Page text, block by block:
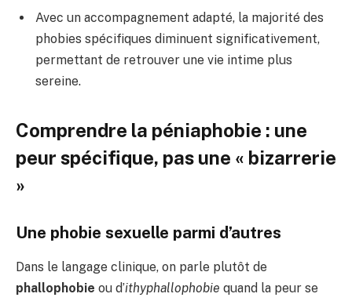
Avec un accompagnement adapté, la majorité des
phobies spécifiques diminuent significativement,
permettant de retrouver une vie intime plus
sereine.
Comprendre la péniaphobie : une
peur spécifique, pas une « bizarrerie
»
Une phobie sexuelle parmi d’autres
Dans le langage clinique, on parle plutôt de
phallophobie ou d’ithyphallophobie quand la peur se